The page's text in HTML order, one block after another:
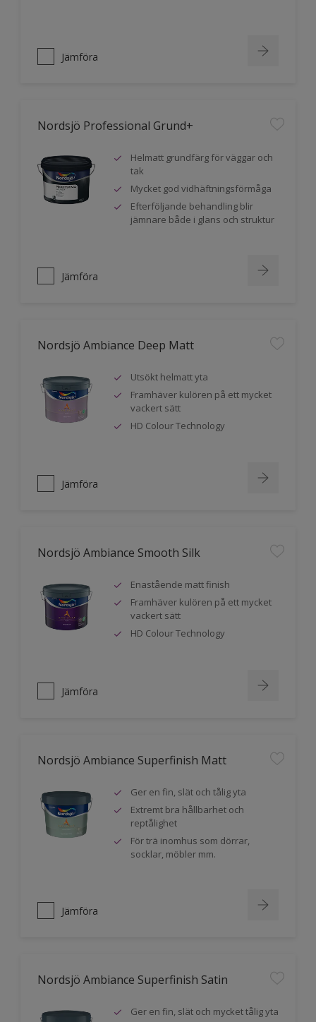
Jämföra
Nordsjö Professional Grund+
Helmatt grundfärg för väggar och
tak
Mycket god vidhäftningsförmåga
Efterföljande behandling blir
jämnare både i glans och struktur
Jämföra
Nordsjö Ambiance Deep Matt
Utsökt helmatt yta
Framhäver kulören på ett mycket
vackert sätt
HD Colour Technology
Jämföra
Nordsjö Ambiance Smooth Silk
Enastående matt finish
Framhäver kulören på ett mycket
vackert sätt
HD Colour Technology
Jämföra
Nordsjö Ambiance Superfinish Matt
Ger en fin, slät och tålig yta
Extremt bra hållbarhet och
reptålighet
För trä inomhus som dörrar,
socklar, möbler mm.
Jämföra
Nordsjö Ambiance Superfinish Satin
Ger en fin, slät och mycket tålig yta